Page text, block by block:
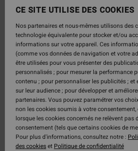
CE SITE UTILISE DES COOKIES
Nos partenaires et nous-mêmes utilisons des
technologie équivalente pour stocker et/ou
informations sur votre appareil. Ces
(comme vos données de navigation et votre
être utilisées pour vous présenter des
personnalisés ; pour mesurer la performance
contenu ; pour personnaliser les publicités ; et
sur leur audience ; pour développer et
partenaires. Vous pouvez paramétrer vos
non les cookies soumis à votre
lorsque les cookies concernés ne relèvent pas
consentement (tels que certains cookies de
Pour plus d'informations, consultez notre :
des cookieset Politique de confidentialité